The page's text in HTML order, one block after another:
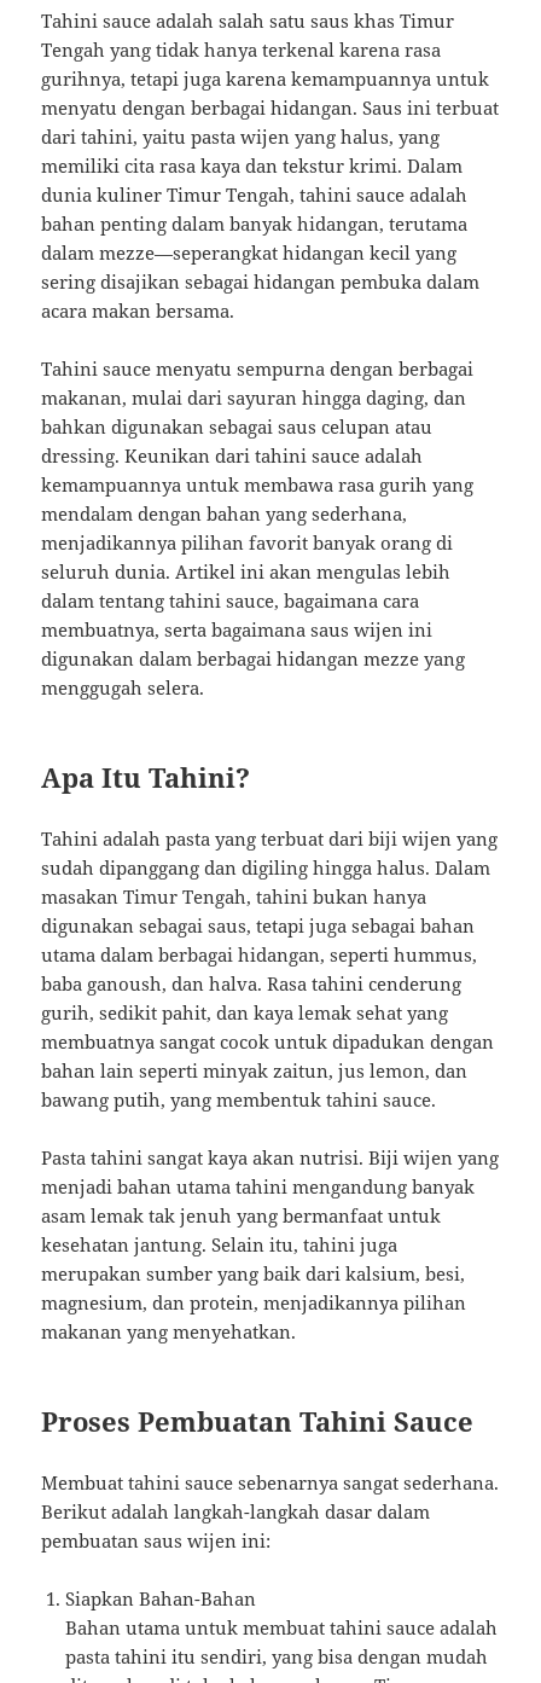
Tahini sauce adalah salah satu saus khas Timur
Tengah yang tidak hanya terkenal karena rasa
gurihnya, tetapi juga karena kemampuannya untuk
menyatu dengan berbagai hidangan. Saus ini terbuat
dari tahini, yaitu pasta wijen yang halus, yang
memiliki cita rasa kaya dan tekstur krimi. Dalam
dunia kuliner Timur Tengah, tahini sauce adalah
bahan penting dalam banyak hidangan, terutama
dalam mezze—seperangkat hidangan kecil yang
sering disajikan sebagai hidangan pembuka dalam
acara makan bersama.
Tahini sauce menyatu sempurna dengan berbagai
makanan, mulai dari sayuran hingga daging, dan
bahkan digunakan sebagai saus celupan atau
dressing. Keunikan dari tahini sauce adalah
kemampuannya untuk membawa rasa gurih yang
mendalam dengan bahan yang sederhana,
menjadikannya pilihan favorit banyak orang di
seluruh dunia. Artikel ini akan mengulas lebih
dalam tentang tahini sauce, bagaimana cara
membuatnya, serta bagaimana saus wijen ini
digunakan dalam berbagai hidangan mezze yang
menggugah selera.
Apa Itu Tahini?
Tahini adalah pasta yang terbuat dari biji wijen yang
sudah dipanggang dan digiling hingga halus. Dalam
masakan Timur Tengah, tahini bukan hanya
digunakan sebagai saus, tetapi juga sebagai bahan
utama dalam berbagai hidangan, seperti hummus,
baba ganoush, dan halva. Rasa tahini cenderung
gurih, sedikit pahit, dan kaya lemak sehat yang
membuatnya sangat cocok untuk dipadukan dengan
bahan lain seperti minyak zaitun, jus lemon, dan
bawang putih, yang membentuk tahini sauce.
Pasta tahini sangat kaya akan nutrisi. Biji wijen yang
menjadi bahan utama tahini mengandung banyak
asam lemak tak jenuh yang bermanfaat untuk
kesehatan jantung. Selain itu, tahini juga
merupakan sumber yang baik dari kalsium, besi,
magnesium, dan protein, menjadikannya pilihan
makanan yang menyehatkan.
Proses Pembuatan Tahini Sauce
Membuat tahini sauce sebenarnya sangat sederhana.
Berikut adalah langkah-langkah dasar dalam
pembuatan saus wijen ini:
Siapkan Bahan-Bahan
Bahan utama untuk membuat tahini sauce adalah
pasta tahini itu sendiri, yang bisa dengan mudah